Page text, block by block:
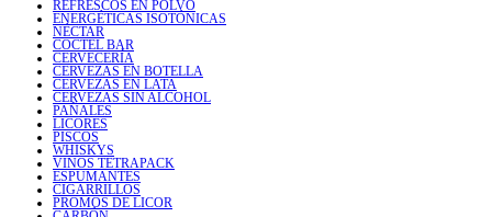
REFRESCOS EN POLVO
ENERGÉTICAS ISOTÓNICAS
NÉCTAR
COCTEL BAR
CERVECERÍA
CERVEZAS EN BOTELLA
CERVEZAS EN LATA
CERVEZAS SIN ALCOHOL
PAÑALES
LICORES
PISCOS
WHISKYS
VINOS TETRAPACK
ESPUMANTES
CIGARRILLOS
PROMOS DE LICOR